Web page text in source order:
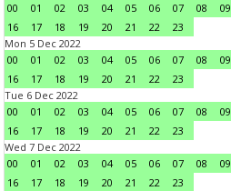
00
01 02 03 04 05 06 07 08 09
16
17 18 19 20 21 22
23
Mon 5 Dec 2022
00
01 02 03 04 05 06 07 08 09
16
17 18 19 20 21 22
23
Tue 6 Dec 2022
00
01 02 03 04 05 06 07 08 09
16
17 18 19 20 21 22
23
Wed 7 Dec 2022
00
01 02 03 04 05 06 07 08 09
16
17 18 19 20 21 22
23